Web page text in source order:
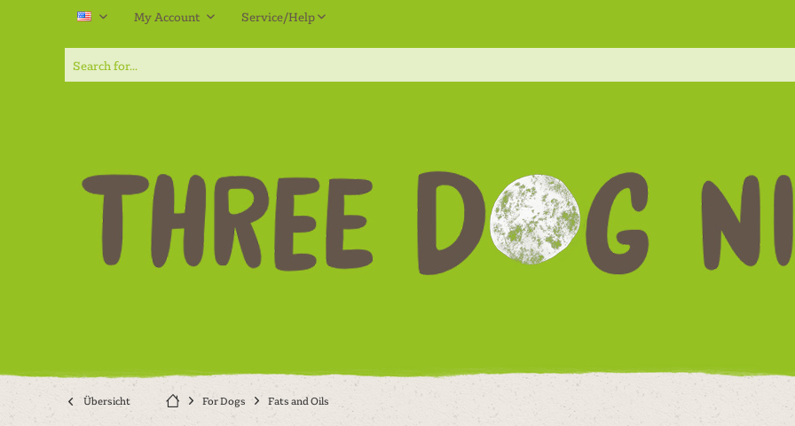
My Account Service/Help
Übersicht For Dogs Fats and Oils